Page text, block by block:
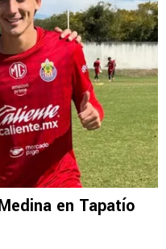
en Tapatío